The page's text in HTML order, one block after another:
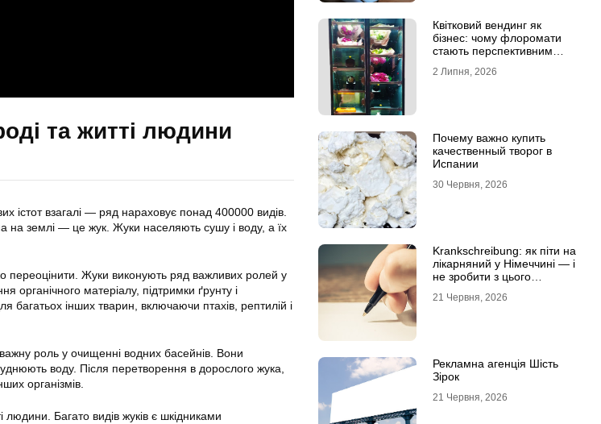
та житті людини
істот взагалі — ряд нараховує понад 400000 видів.
на землі — це жук. Жуки населяють сушу і воду, а їх
переоцінити. Жуки виконують ряд важливих ролей у
органічного матеріалу, підтримки ґрунту і
інших тварин, включаючи птахів, рептилій і
роль у очищенні водних басейнів. Вони
воду. Після перетворення в дорослого жука,
організмів.
Багато видів жуків є шкідниками
Квітковий вендинг як
бізнес: чому флоромати
стають перспективним
2 Липня, 2026
Почему важно купить
качественный творог в
Испании
30 Червня, 2026
Krankschreibung: як піти на
лікарняний у Німеччині — і
не зробити з цього
21 Червня, 2026
Рекламна агенція Шість
Зірок
21 Червня, 2026